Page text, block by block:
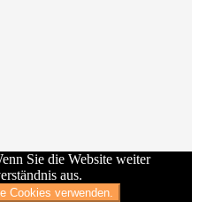
Sie die Website weiter
aus.
Cookies verwenden.